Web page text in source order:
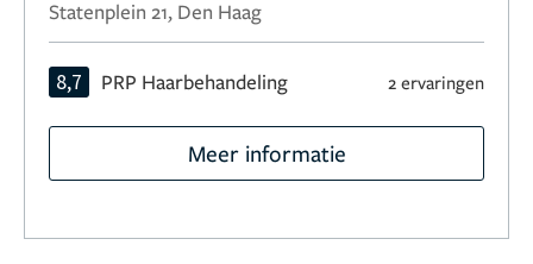
Statenplein 21, Den Haag
8,7 PRP Haarbehandeling 2 ervaringen
Meer informatie